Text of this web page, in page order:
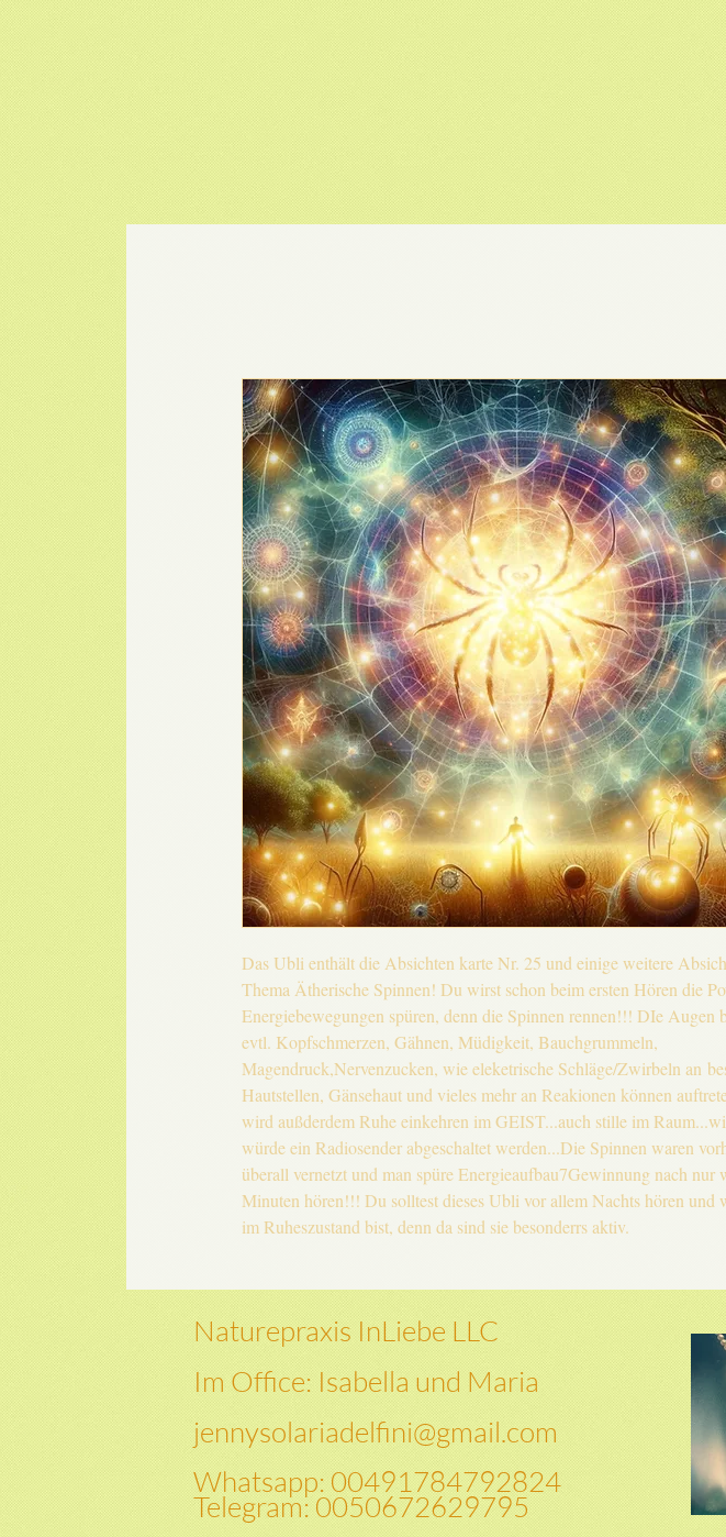
Das Ubli enthält die Absichten karte Nr. 25 und einige weitere
Thema Ätherische Spinnen! Du wirst schon beim ersten Hören die
Energiebewegungen spüren, denn die Spinnen rennen!!! DIe Augen
evtl. Kopfschmerzen, Gähnen, Müdigkeit, Bauchgrummeln,
Magendruck,Nervenzucken, wie eleketrische Schläge/Zwirbeln an
Hautstellen, Gänsehaut und vieles mehr an Reakionen können
wird außderdem Ruhe einkehren im GEIST...auch stille im
würde ein Radiosender abgeschaltet werden...Die Spinnen waren
überall vernetzt und man spüre Energieaufbau7Gewinnung nach nur
Minuten hören!!! Du solltest dieses Ubli vor allem Nachts hören und
im Ruheszustand bist, denn da sind sie besonderrs aktiv.
Naturepraxis InLiebe LLC
Im Office: Isabella und Maria
jennysolariadelfini@gmail.com
Whatsapp: 00491784792824
Telegram: 0050672629795